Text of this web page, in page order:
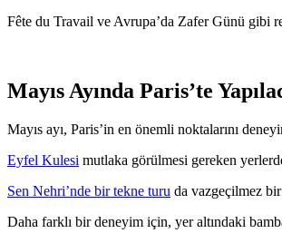
Fête du Travail ve Avrupa’da Zafer Günü gibi
Mayıs Ayında Paris’te
Mayıs ayı, Paris’in en önemli noktalarını
Eyfel Kulesi mutlaka görülmesi gereken
Sen Nehri’nde bir tekne turu da vazgeçilmez bir
Daha farklı bir deneyim için, yer altındaki